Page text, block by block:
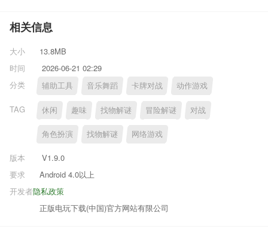
相关信息
大小
13.8MB
时间
2026-06-21 02:29
分类
辅助工具 音乐舞蹈 卡牌对战 动作游戏
TAG 休闲 趣味 找物解谜 冒险解谜 对战
角色扮演 找物解谜 网络游戏
版本
V1.9.0
要求
Android 4.0以上
隐私政策
开发者
正版电玩下载(中国)官方网站有限公司